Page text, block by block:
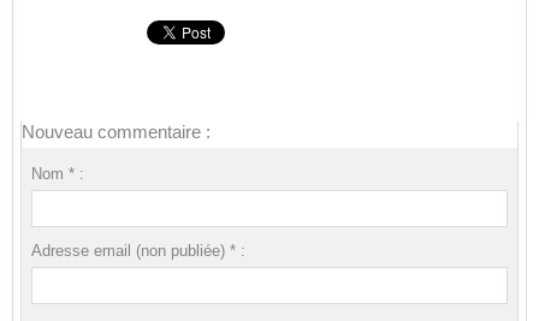
Nouveau commentaire :
Nom * :
Adresse email (non publiée) * :